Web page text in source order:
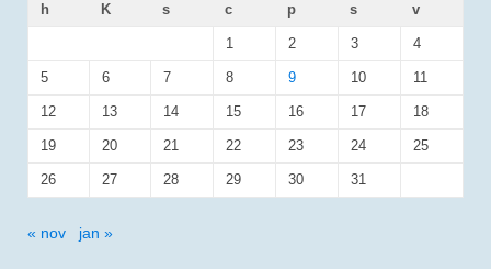
h
K s c p s v
1 2 3 4
5 6 7 8 9 10 11
12 13 14 15 16 17 18
19 20 21 22 23 24 25
26 27 28 29 30 31
« nov jan »